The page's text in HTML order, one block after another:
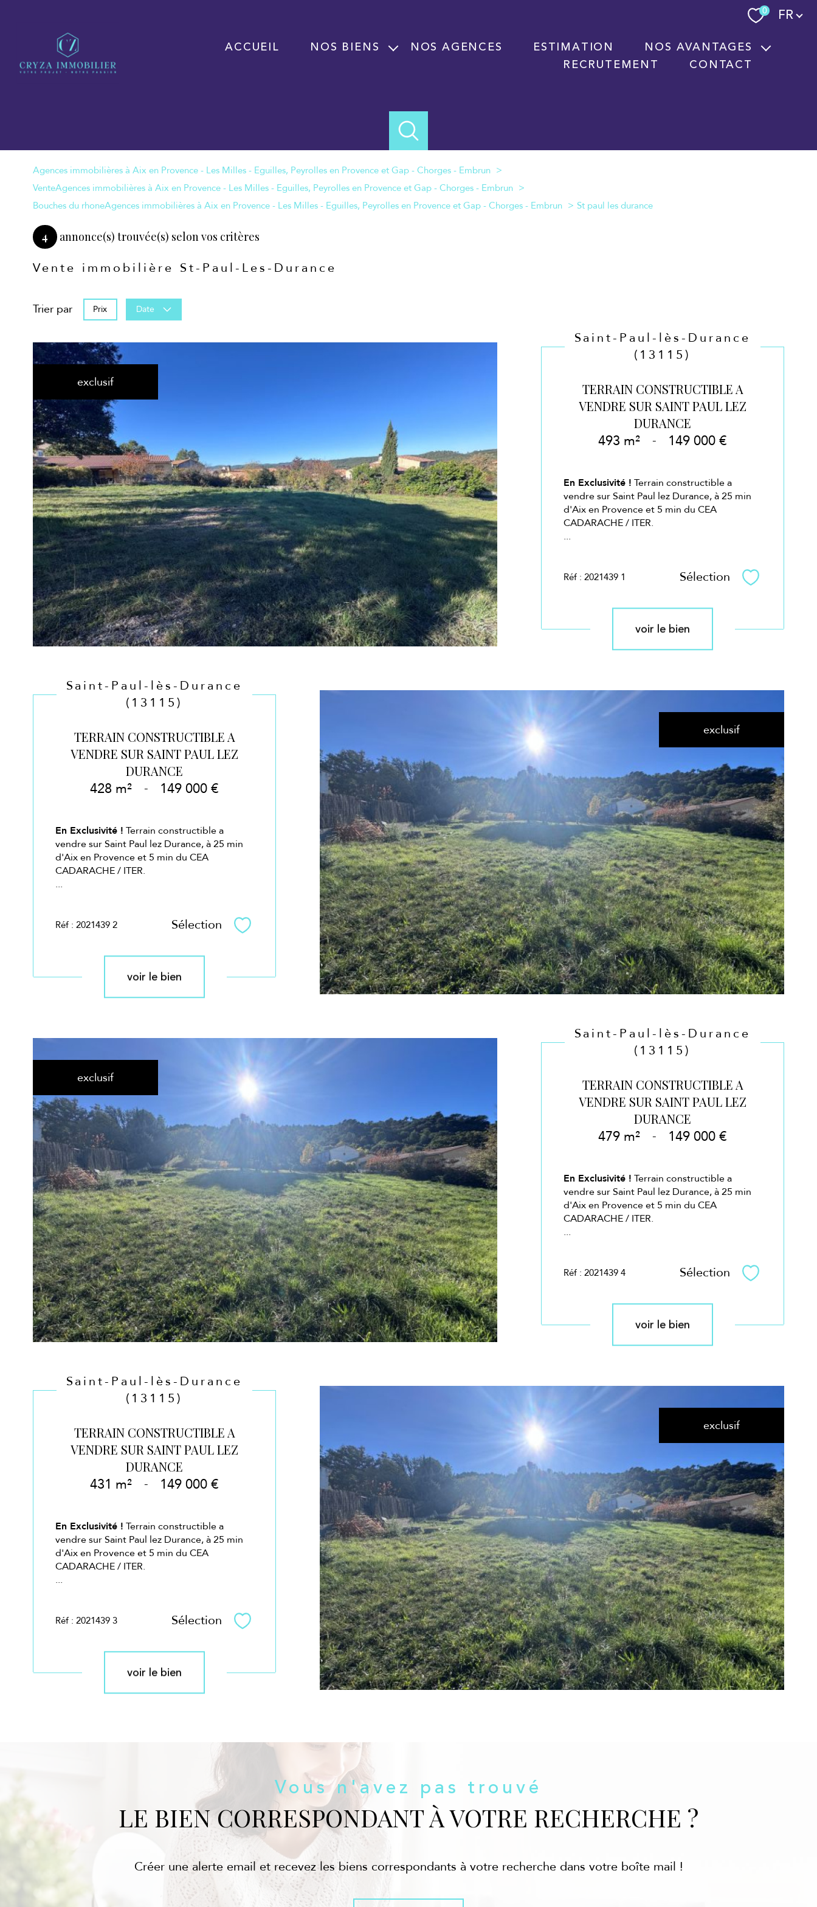
0 Langue
FR
ACCUEIL NOS BIENS
Immobilier professionnel Vente
Fond de commerce
NOS AGENCES ESTIMATION NOS AVANTAGES
RECRUTEMENT CONTACT
Vente
Bouches du rhone
St paul les durance
4 annonce(s) trouvée(s) selon vos critères
Vente immobilière St-Paul-Les-Durance
Trier par Prix Date
exclusif
Saint-Paul-lès-Durance
(13115)
TERRAIN CONSTRUCTIBLE A
VENDRE SUR SAINT PAUL LEZ
DURANCE
493 m² - 149 000 €
En Exclusivité ! Terrain constructible a
vendre sur Saint Paul lez Durance, à 25 min
d'Aix en Provence et 5 min du CEA
CADARACHE / ITER.
...
Réf : 2021439 1 Sélection Sélectionner
voir le bien
exclusif
Saint-Paul-lès-Durance
(13115)
TERRAIN CONSTRUCTIBLE A
VENDRE SUR SAINT PAUL LEZ
DURANCE
428 m² - 149 000 €
En Exclusivité ! Terrain constructible a
vendre sur Saint Paul lez Durance, à 25 min
d'Aix en Provence et 5 min du CEA
CADARACHE / ITER.
...
Réf : 2021439 2 Sélection Sélectionner
voir le bien
exclusif
Saint-Paul-lès-Durance
(13115)
TERRAIN CONSTRUCTIBLE A
VENDRE SUR SAINT PAUL LEZ
DURANCE
479 m² - 149 000 €
En Exclusivité ! Terrain constructible a
vendre sur Saint Paul lez Durance, à 25 min
d'Aix en Provence et 5 min du CEA
CADARACHE / ITER.
...
Réf : 2021439 4 Sélection Sélectionner
voir le bien
exclusif
Saint-Paul-lès-Durance
(13115)
TERRAIN CONSTRUCTIBLE A
VENDRE SUR SAINT PAUL LEZ
DURANCE
431 m² - 149 000 €
En Exclusivité ! Terrain constructible a
vendre sur Saint Paul lez Durance, à 25 min
d'Aix en Provence et 5 min du CEA
CADARACHE / ITER.
...
Réf : 2021439 3 Sélection Sélectionner
voir le bien
Vous n'avez pas trouvé
LE BIEN CORRESPONDANT À VOTRE RECHERCHE ?
Créer une alerte email et recevez les biens correspondants à votre recherche dans votre boîte mail !